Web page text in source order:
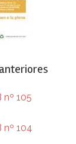
nº 105
nº 104